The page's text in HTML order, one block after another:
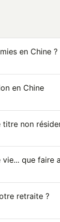
en Chine ?
en Chine
non
que faire
retraite ?